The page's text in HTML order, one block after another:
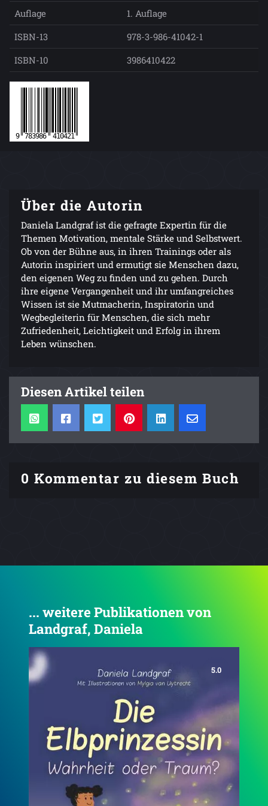
Auflage
1. Auflage
ISBN-13
978-3-986-41042-1
ISBN-10
3986410422
Über die Autorin
Daniela Landgraf ist die gefragte Expertin für die
Themen Motivation, mentale Stärke und Selbstwert.
Ob von der Bühne aus, in ihren Trainings oder als
Autorin inspiriert und ermutigt sie Menschen dazu,
den eigenen Weg zu finden und zu gehen. Durch
ihre eigene Vergangenheit und ihr umfangreiches
Wissen ist sie Mutmacherin, Inspiratorin und
Wegbegleiterin für Menschen, die sich mehr
Zufriedenheit, Leichtigkeit und Erfolg in ihrem
Leben wünschen.
Diesen Artikel teilen
0 Kommentar zu diesem Buch
... weitere Publikationen von
Landgraf, Daniela
5.0